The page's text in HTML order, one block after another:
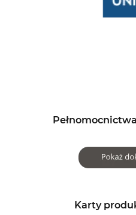
Karty